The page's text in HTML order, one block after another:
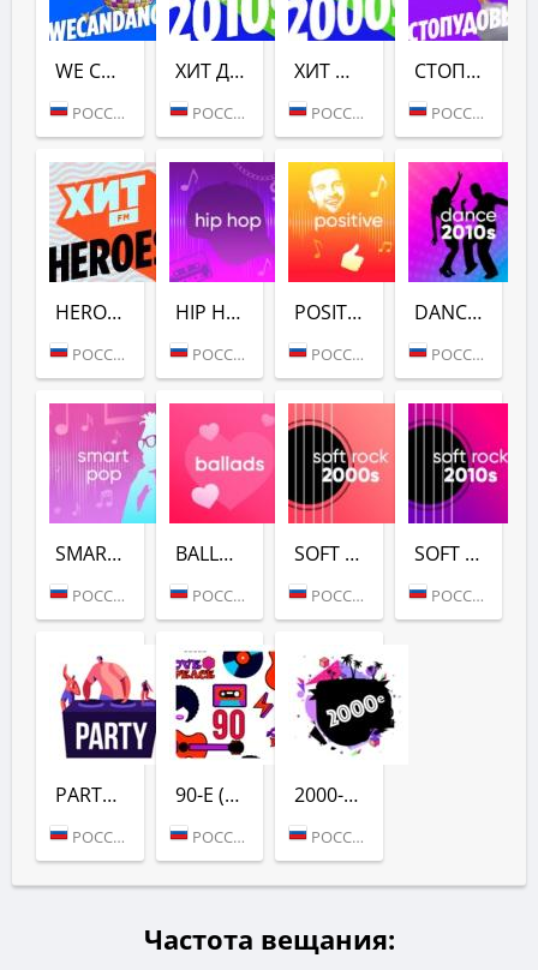
WE CAN DANCE (ХИТ FM)
РОССИЯ (МОСКВА)
ХИТ ДЕСЯТЫХ (ХИТ ФМ)
РОССИЯ (МОСКВА)
ХИТ НУЛЕВЫХ (ХИТ ФМ)
РОССИЯ (МОСКВА)
СТОПУДОВЫЙ ХИТ (ХИТ ФМ)
РОССИЯ (МОСКВА)
HEROES (ХИТ FM)
РОССИЯ (МОСКВА)
HIP HOP (ХИТ FM)
РОССИЯ (МОСКВА)
POSITIVE (ХИТ FM)
РОССИЯ (МОСКВА)
DANCE 2010S (ХИТ FM)
РОССИЯ (МОСКВА)
SMART POP (ХИТ FM)
РОССИЯ (МОСКВА)
BALLADS (ХИТ FM)
РОССИЯ (МОСКВА)
SOFT ROCK 2000S (ХИТ FM)
РОССИЯ (МОСКВА)
SOFT ROCK 2010S (ХИТ FM)
РОССИЯ (МОСКВА)
PARTY (ХИТ FM)
РОССИЯ (МОСКВА)
90-Е (ХИТ FM)
РОССИЯ (МОСКВА)
2000-Е (ХИТ FM)
РОССИЯ (МОСКВА)
Частота вещания: